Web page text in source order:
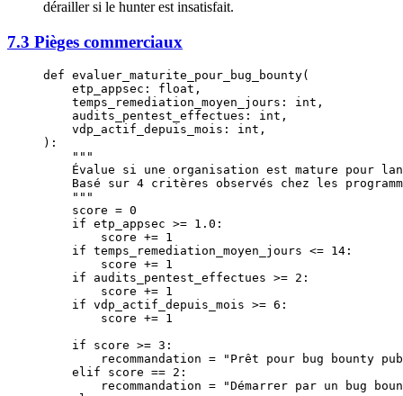
dérailler si le hunter est insatisfait.
7.3 Pièges commerciaux
def evaluer_maturite_pour_bug_bounty(
    etp_appsec:
float ,
    temps_remediation_moyen_jours:
int ,
    audits_pentest_effectues:
int ,
    vdp_actif_depuis_mois:
int ,
):
    """
Évalue si une organisation est mature pour
Basé sur 4 critères observés chez les
    """
    score
= 0
    if
etp_appsec >= 1.0 :
        score
+= 1
    if
temps_remediation_moyen_jours <= 14 :
        score
+= 1
    if
audits_pentest_effectues >= 2 :
        score
+= 1
    if
vdp_actif_depuis_mois >= 6 :
        score
+= 1
    if
score >= 3 :
        recommandation
= "Prêt pour bug bounty
    elif
score == 2 :
        recommandation
= "Démarrer par un bug